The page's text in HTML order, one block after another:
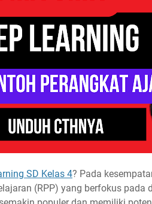
SD Kelas 4? Pada
(RPP) yang berfokus pada